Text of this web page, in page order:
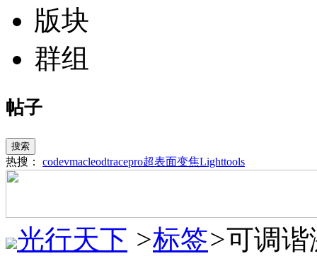
版块
群组
帖子
搜索
热搜： codevmacleodtracepro超表面变焦Lighttools
光行天下 >标签>可调谐